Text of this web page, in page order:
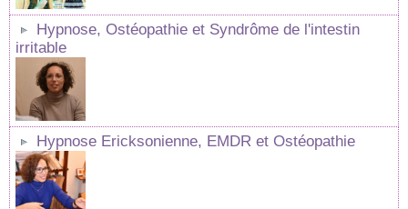
Hypnose, Ostéopathie et Syndrôme de l'intestin
irritable
Hypnose Ericksonienne, EMDR et Ostéopathie